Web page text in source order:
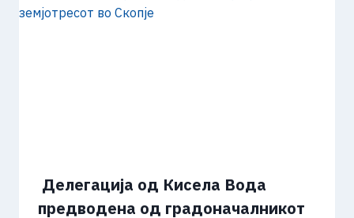
​ Делегација од Кисела Вода
предводена од градоначалникот